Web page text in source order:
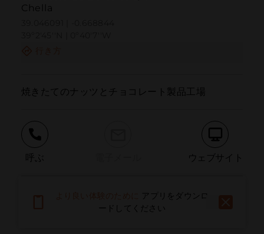
Chella
焼きたてのナッツとチョコレート製品工場
呼ぶ ウェブサイト
問題を報告する
アプリをダウンロ
ードしてください